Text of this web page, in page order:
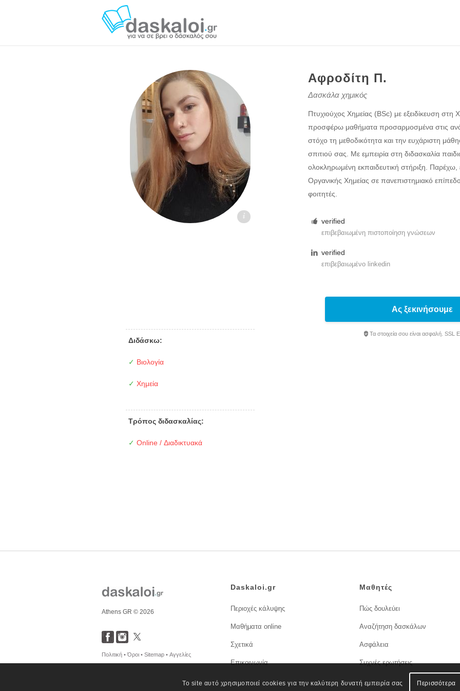
Αφροδίτη Παπαδάκη daskaloi.gr
Αφροδίτη Π.
Δασκάλα χημικός
Πτυχιούχος Χημείας (BSc) με εξειδίκευση στη
προσφέρω μαθήματα προσαρμοσμένα στις
στόχο τη μεθοδικότητα και την ευχάριστη
σπιτιού σας. Με εμπειρία στη διδασκαλία
ολοκληρωμένη εκπαιδευτική στήριξη.
Οργανικής Χημείας σε πανεπιστημιακό
φοιτητές.
verified
επιβεβαιωμένη πιστοποίηση γνώσεων
verified
επιβεβαιωμένο linkedin
Διδάσκω:
✓ Βιολογία
✓ Χημεία
Τρόπος διδασκαλίας:
✓ Online / Διαδικτυακά
Ας ξεκινήσουμε
Τα στοιχεία σου είναι ασφαλή. SSL
Athens GR © 2026
Πολιτική •Όροι • Sitemap • Αγγελίες
Daskaloi.gr
Περιοχές κάλυψης
Μαθήματα online
Σχετικά
Επικοινωνία
Μαθητές
Πώς δουλεύει
Αναζήτηση δασκάλων
Ασφάλεια
Συχνές ερωτήσεις
Το site αυτό χρησιμοποιεί cookies για την καλύτερη δυνατή εμπειρία σας Περισσότερα